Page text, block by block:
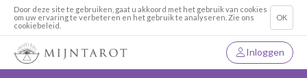
Door deze site te gebruiken, gaat u akkoord met het gebruik van cookies
om uw ervaring te verbeteren en het gebruik te analyseren. Zie ons
cookiebeleid.
OK
Inloggen